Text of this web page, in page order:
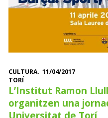
CULTURA. 11/04/2017
TORÍ
L’Institut Ramon
organitzen una
Universitat de Torí